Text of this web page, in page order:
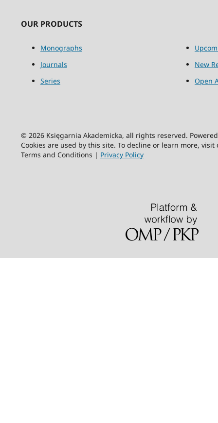
OUR PRODUCTS
Monographs
Journals
Series
New
Open
© 2026 Księgarnia Akademicka, all rights reserved.
Cookies are used by this site. To decline or learn more,
Terms and Conditions | Privacy Policy